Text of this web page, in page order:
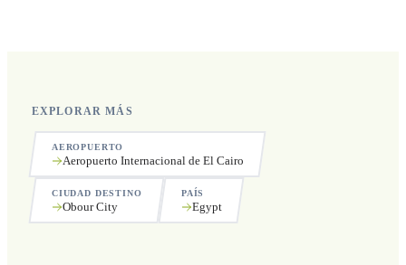
EXPLORAR MÁS
AEROPUERTO
Aeropuerto Internacional de El Cairo
CIUDAD DESTINO
Obour City
PAÍS
Egypt